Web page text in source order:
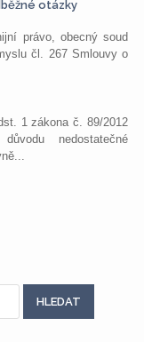
otázky
právo, obecný soud
čl. 267 Smlouvy o
1 zákona č. 89/2012
nedostatečné